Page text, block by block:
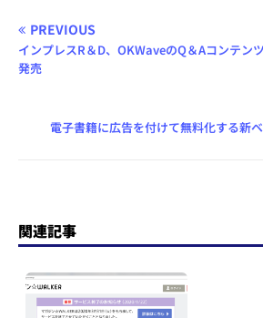
PREVIOUS
インプレスR＆D、OKWaveのQ＆Aコンテン
発売
電子書籍に広告を付けて無料化する新
関連記事